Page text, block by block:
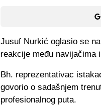
Jusuf Nurkić oglasio se
reakcije među navijačima
Bh. reprezentativac
govorio o sadašnjem
profesionalnog puta.